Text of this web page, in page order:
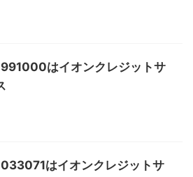
はイオンクレジットサ
はイオンクレジットサ